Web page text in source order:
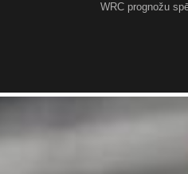
WRC prognožu